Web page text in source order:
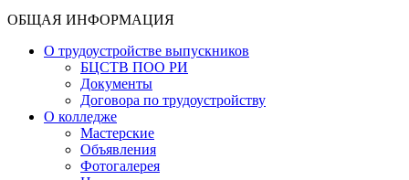
ОБЩАЯ ИНФОРМАЦИЯ
О трудоустройстве выпускников
БЦСТВ ПОО РИ
Документы
Договора по трудоустройству
О колледже
Мастерские
Объявления
Фотогалерея